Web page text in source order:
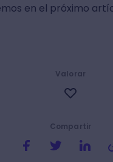
en el próximo
Compartir
Valorar